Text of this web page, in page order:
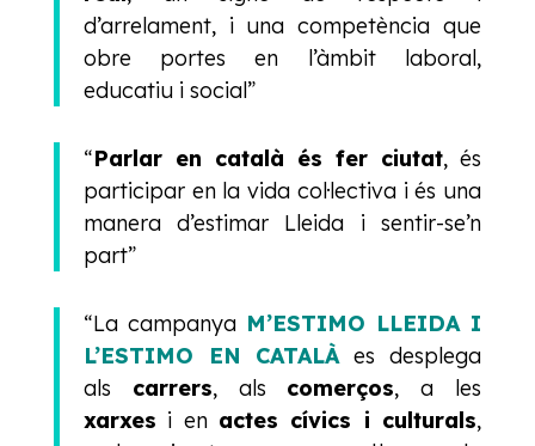
d’arrelament, i una competència que
obre portes en l’àmbit laboral,
educatiu i social”
“Parlar en català és fer ciutat, és
participar en la vida col·lectiva i és una
manera d’estimar Lleida i sentir-se’n
part”
“La campanya M’ESTIMO LLEIDA I
L’ESTIMO EN CATALÀes desplega
als carrers, als comerços, a les
xarxes i en actes cívics i culturals,